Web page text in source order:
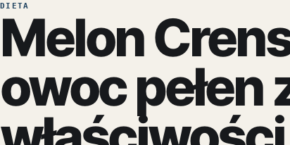
DIETA
Melon
owoc